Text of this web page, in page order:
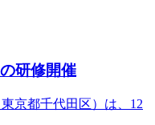
研修開催
京都千代田区）は、12